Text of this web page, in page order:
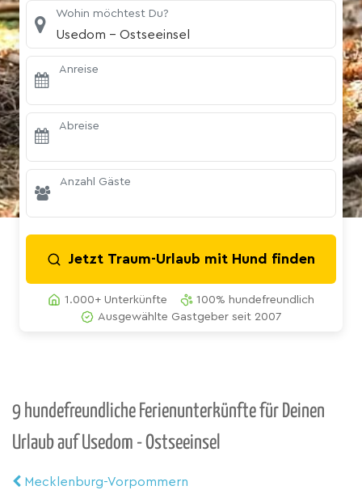
Wohin möchtest Du?
Usedom - Ostseeinsel
Anreise
Abreise
Anzahl Gäste
Jetzt Traum-Urlaub mit Hund finden
1.000+ Unterkünfte
100% hundefreundlich
Ausgewählte Gastgeber seit 2007
9 hundefreundliche Ferienunterkünfte für Deinen
Urlaub auf Usedom - Ostseeinsel
Mecklenburg-Vorpommern